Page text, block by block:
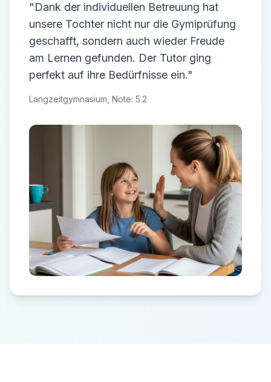
"Dank der individuellen Betreuung hat
unsere Tochter nicht nur die Gymiprüfung
geschafft, sondern auch wieder Freude
am Lernen gefunden. Der Tutor ging
perfekt auf ihre Bedürfnisse ein."
Langzeitgymnasium, Note: 5.2